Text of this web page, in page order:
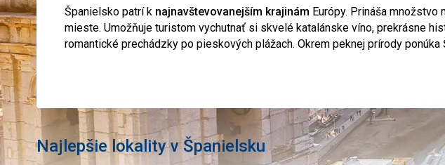
Španielsko patrí k najnavštevovanejším krajinám Európy. Prináša množstvo
mieste. Umožňuje turistom vychutnať si skvelé katalánske víno, prekrásne
romantické prechádzky po pieskových plážach. Okrem peknej prírody
Najlepšie lokality v Španielsku